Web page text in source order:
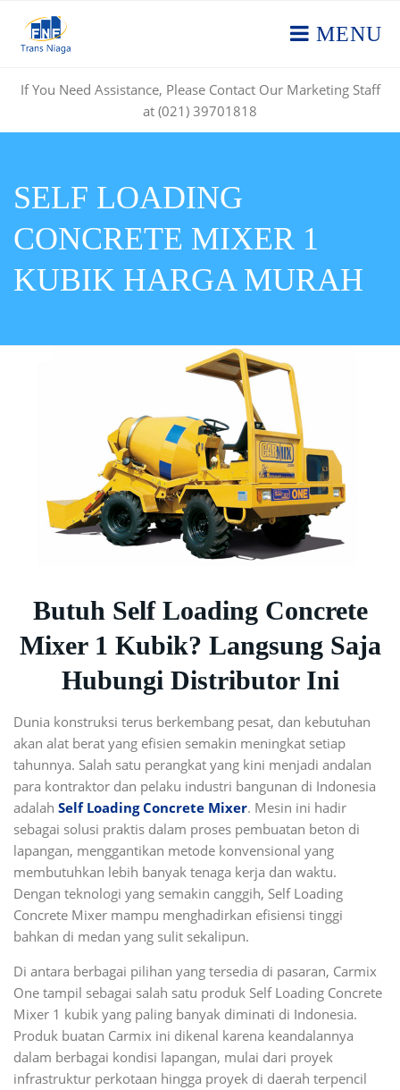
MENU
If You Need Assistance, Please Contact Our Marketing Staff
at (021) 39701818
SELF LOADING
CONCRETE MIXER 1
KUBIK HARGA MURAH
Butuh Self Loading Concrete
Mixer 1 Kubik? Langsung Saja
Hubungi Distributor Ini
Dunia konstruksi terus berkembang pesat, dan kebutuhan
akan alat berat yang efisien semakin meningkat setiap
tahunnya. Salah satu perangkat yang kini menjadi andalan
para kontraktor dan pelaku industri bangunan di Indonesia
adalah Self Loading Concrete Mixer. Mesin ini hadir
sebagai solusi praktis dalam proses pembuatan beton di
lapangan, menggantikan metode konvensional yang
membutuhkan lebih banyak tenaga kerja dan waktu.
Dengan teknologi yang semakin canggih, Self Loading
Concrete Mixer mampu menghadirkan efisiensi tinggi
bahkan di medan yang sulit sekalipun.
Di antara berbagai pilihan yang tersedia di pasaran, Carmix
One tampil sebagai salah satu produk Self Loading Concrete
Mixer 1 kubik yang paling banyak diminati di Indonesia.
Produk buatan Carmix ini dikenal karena keandalannya
dalam berbagai kondisi lapangan, mulai dari proyek
infrastruktur perkotaan hingga proyek di daerah terpencil